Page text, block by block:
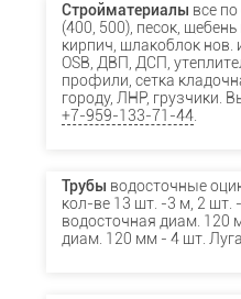
Стройматериалы все
(400, 500), песок,
кирпич, шлакоблок
OSB, ДВП, ДСП,
профили, сетка
городу, ЛНР, грузчики.
+7-959-133-71-44.
Трубы водосточные
кол-ве 13 шт. -3 м, 2 шт.
водосточная диам. 120
диам. 120 мм - 4 шт.